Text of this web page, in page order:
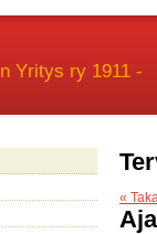
Yritys ry 1911 -
«